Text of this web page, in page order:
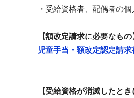
・受給資格者、配偶者の
【額改定請求に必要なもの
児童手当・額改定認定請求
【受給資格が消滅したとき